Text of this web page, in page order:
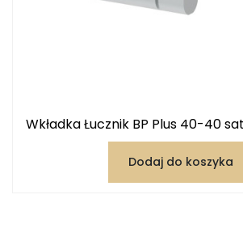
Wkładka Łucznik BP Plus 40-40
Dodaj do koszyka